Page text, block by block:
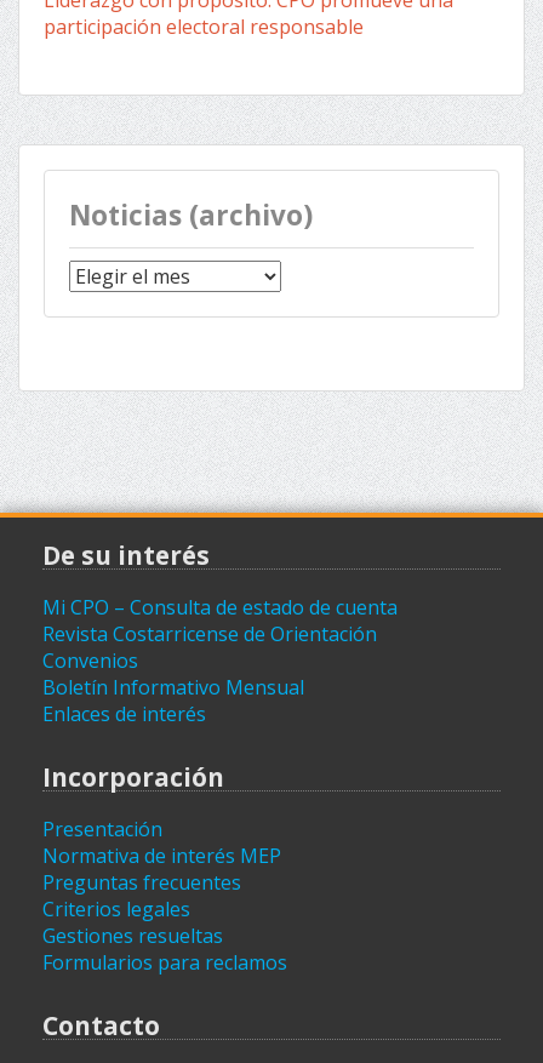
participación electoral responsable
Noticias (archivo)
Noticias
(archivo)
De su interés
Mi CPO – Consulta de estado de cuenta
Revista Costarricense de Orientación
Convenios
Boletín Informativo Mensual
Enlaces de interés
Incorporación
Presentación
Normativa de interés MEP
Preguntas frecuentes
Criterios legales
Gestiones resueltas
Formularios para reclamos
Contacto